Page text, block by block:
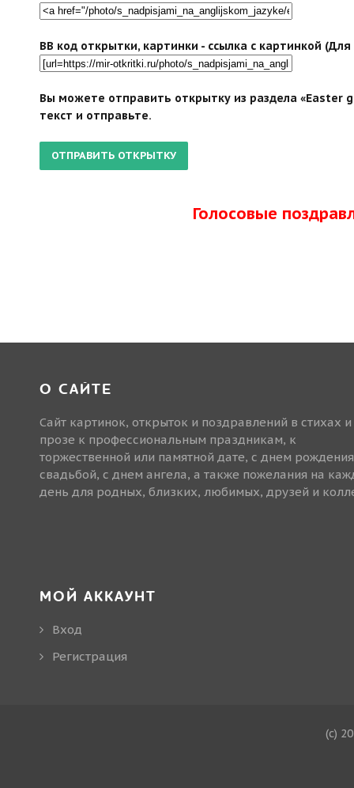
BB код открытки, картинки - ссылка с картинкой
Вы можете отправить открытку из раздела «Easter
текст и отправьте.
Голосовые
О САЙТЕ
Сайт картинок, открыток и поздравлений в стихах и
прозе к профессиональным праздникам, к
торжественной или памятной дате, с днем
свадьбой, с днем ангела, а также пожелания на
день для родных, близких, любимых, друзей и
МОЙ АККАУНТ
Вход
Регистрация
(c)